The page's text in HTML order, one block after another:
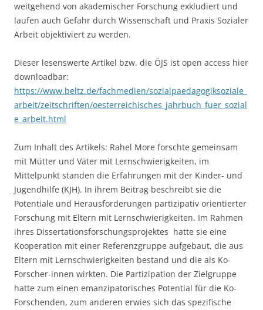
weitgehend von akademischer Forschung exkludiert und
laufen auch Gefahr durch Wissenschaft und Praxis Sozialer
Arbeit objektiviert zu werden.
Dieser lesenswerte Artikel bzw. die ÖJS ist open access hier
downloadbar:
https://www.beltz.de/fachmedien/sozialpaedagogiksoziale_
arbeit/zeitschriften/oesterreichisches_jahrbuch_fuer_sozial
e_arbeit.html
Zum Inhalt des Artikels: Rahel More forschte gemeinsam
mit Mütter und Väter mit Lernschwierigkeiten, im
Mittelpunkt standen die Erfahrungen mit der Kinder- und
Jugendhilfe (KJH). In ihrem Beitrag beschreibt sie die
Potentiale und Herausforderungen partizipativ orientierter
Forschung mit Eltern mit Lernschwierigkeiten. Im Rahmen
ihres Dissertationsforschungsprojektes hatte sie eine
Kooperation mit einer Referenzgruppe aufgebaut, die aus
Eltern mit Lernschwierigkeiten bestand und die als Ko-
Forscher-innen wirkten. Die Partizipation der Zielgruppe
hatte zum einen emanzipatorisches Potential für die Ko-
Forschenden, zum anderen erwies sich das spezifische